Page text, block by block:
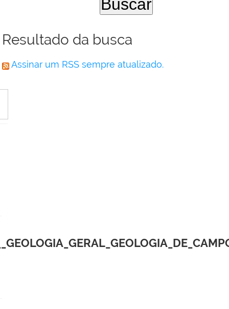
Resultado da busca
Assinar um RSS sempre atualizado.